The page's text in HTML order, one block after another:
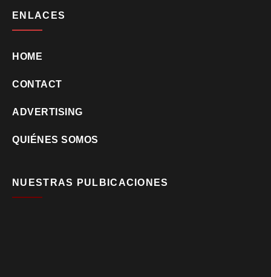
ENLACES
HOME
CONTACT
ADVERTISING
QUIÉNES SOMOS
NUESTRAS PULBICACIONES